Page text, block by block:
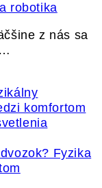
robotika
z nás sa
Fyzika